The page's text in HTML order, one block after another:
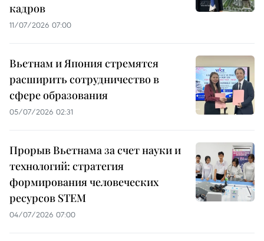
кадров
11/07/2026 07:00
Вьетнам и Япония стремятся
расширить сотрудничество в
сфере образования
05/07/2026 02:31
Прорыв Вьетнама за счет науки и
технологий: стратегия
формирования человеческих
ресурсов STEM
04/07/2026 07:00